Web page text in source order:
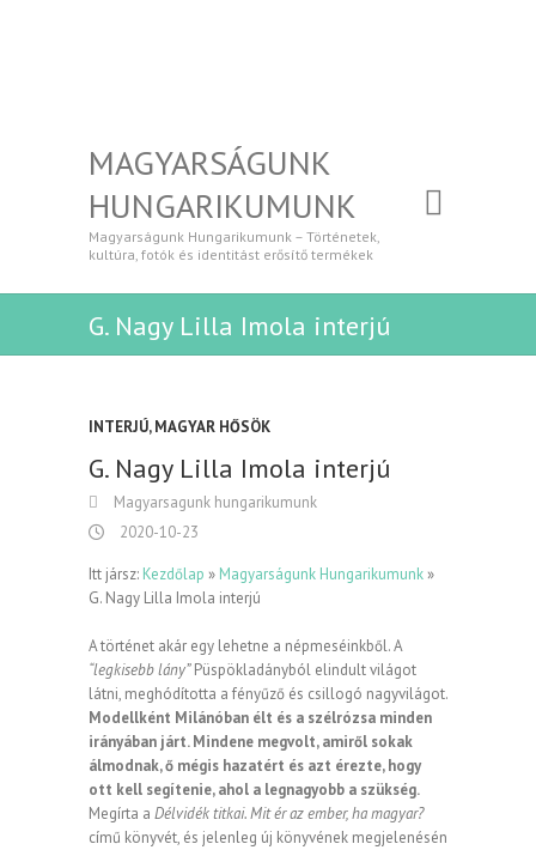
MAGYARSÁGUNK
HUNGARIKUMUNK
Magyarságunk Hungarikumunk – Történetek,
kultúra, fotók és identitást erősítő termékek
G. Nagy Lilla Imola interjú
INTERJÚ,MAGYAR HŐSÖK
G. Nagy Lilla Imola interjú
Magyarsagunk hungarikumunk
2020-10-23
Itt jársz: Kezdőlap » Magyarságunk Hungarikumunk»
G. Nagy Lilla Imola interjú
A történet akár egy lehetne a népmeséinkből. A
“legkisebb lány”Püspökladányból elindult világot
látni, meghódította a fényűző és csillogó nagyvilágot.
Modellként Milánóban élt és a szélrózsa minden
irányában járt. Mindene megvolt, amiről sokak
álmodnak, ő mégis hazatért és azt érezte, hogy
ott kell segítenie, ahol a legnagyobb a szükség.
Megírta a Délvidék titkai. Mit ér az ember, ha magyar?
című könyvét, és jelenleg új könyvének megjelenésén